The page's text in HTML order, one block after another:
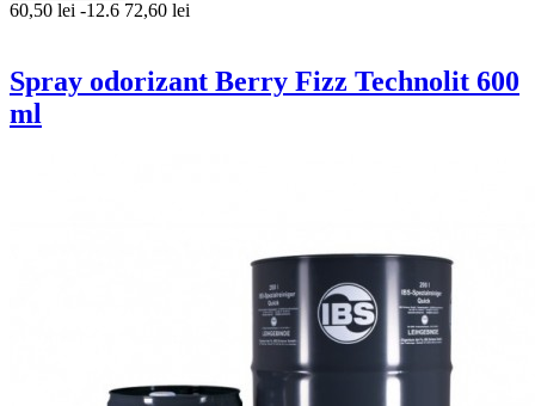
60,50 lei -12.6 72,60 lei
Spray odorizant Berry Fizz Technolit 600
ml